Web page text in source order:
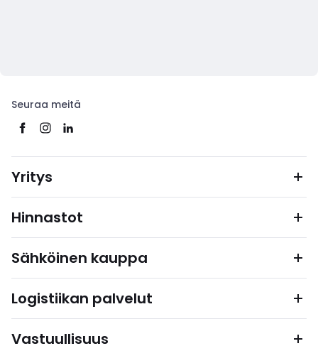
Seuraa meitä
Yritys
Hinnastot
Sähköinen kauppa
Logistiikan palvelut
Vastuullisuus